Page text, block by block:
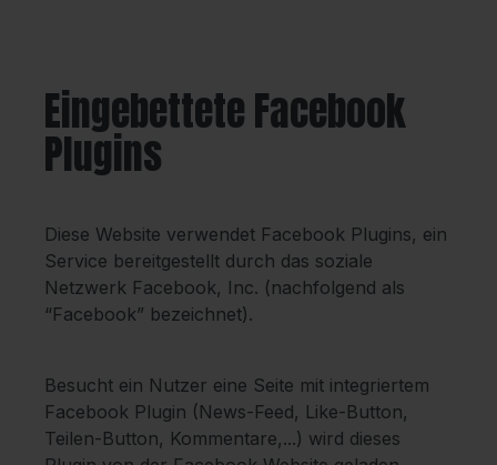
Eingebettete Facebook
Plugins
Diese Website verwendet Facebook Plugins, ein
Service bereitgestellt durch das soziale
Netzwerk Facebook, Inc. (nachfolgend als
“Facebook” bezeichnet).
Besucht ein Nutzer eine Seite mit integriertem
Facebook Plugin (News-Feed, Like-Button,
Teilen-Button, Kommentare,...) wird dieses